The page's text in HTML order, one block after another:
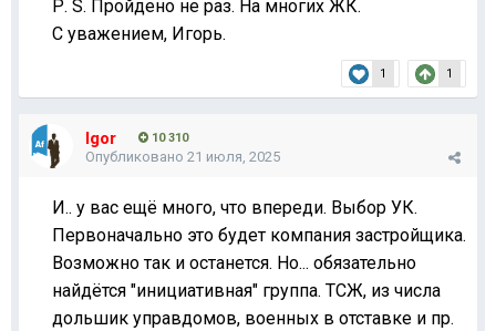
Р. S. Пройдено не раз. На многих ЖК.
С уважением, Игорь.
1 1
Igor 10 310
Опубликовано 21 июля, 2025
И.. у вас ещё много, что впереди. Выбор УК.
Первоначально это будет компания застройщика.
Возможно так и останется. Но... обязательно
найдётся "инициативная" группа. ТСЖ, из числа
дольшик управдомов, военных в отставке и пр.